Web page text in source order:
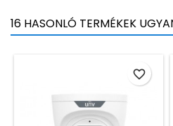
16 HASONLÓ TERMÉKEK
favorite_border